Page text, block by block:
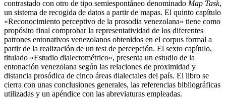
contrastado con otro de tipo semiespontáneo denominado Map Task,
un sistema de recogida de datos a partir de mapas. El quinto capítulo
«Reconocimiento perceptivo de la prosodia venezolana» tiene como
propósito final comprobar la representatividad de los diferentes
patrones entonativos venezolanos obtenidos en el corpus formal a
partir de la realización de un test de percepción. El sexto capítulo,
titulado «Estudio dialectométrico», presenta un estudio de la
entonación venezolana según las relaciones de proximidad y
distancia prosódica de cinco áreas dialectales del país. El libro se
cierra con unas conclusiones generales, las referencias bibliográficas
utilizadas y un apéndice con las abreviaturas empleadas.